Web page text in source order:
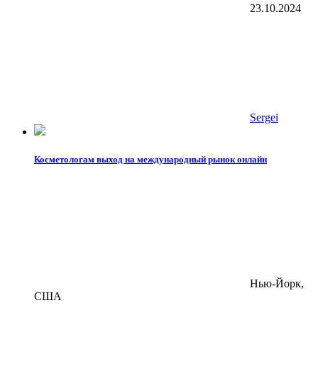
23.10.2024
Sergei
Косметологам выход на международный рынок онлайн
Нью-Йорк,
США